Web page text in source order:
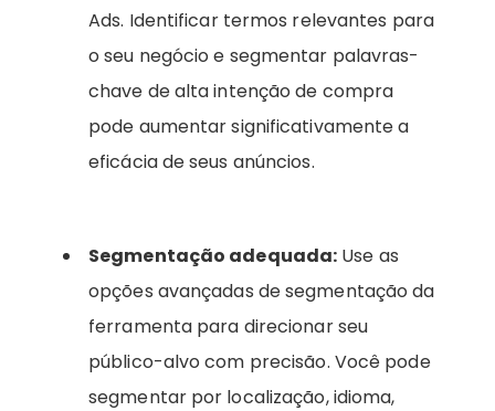
Ads. Identificar termos relevantes para
o seu negócio e segmentar palavras-
chave de alta intenção de compra
pode aumentar significativamente a
eficácia de seus anúncios.
Segmentação adequada: Use as
opções avançadas de segmentação da
ferramenta para direcionar seu
público-alvo com precisão. Você pode
segmentar por localização, idioma,